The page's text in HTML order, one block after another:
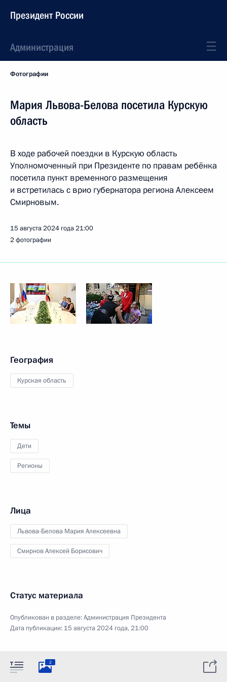
Президент России
Администрация
Фотографии
Мария Львова-Белова посетила Курскую
область
В ходе рабочей поездки в Курскую область
Уполномоченный при Президенте по правам ребёнка
посетила пункт временного размещения
и встретилась с врио губернатора региона Алексеем
Смирновым.
15 августа 2024 года21:00
2 фотографии
География
Курская область
Темы
Дети
Регионы
Лица
Львова-Белова Мария Алексеевна
Смирнов Алексей Борисович
Статус материала
Опубликован в разделе:Администрация Президента
Дата публикации: 15 августа 2024 года, 21:00
2